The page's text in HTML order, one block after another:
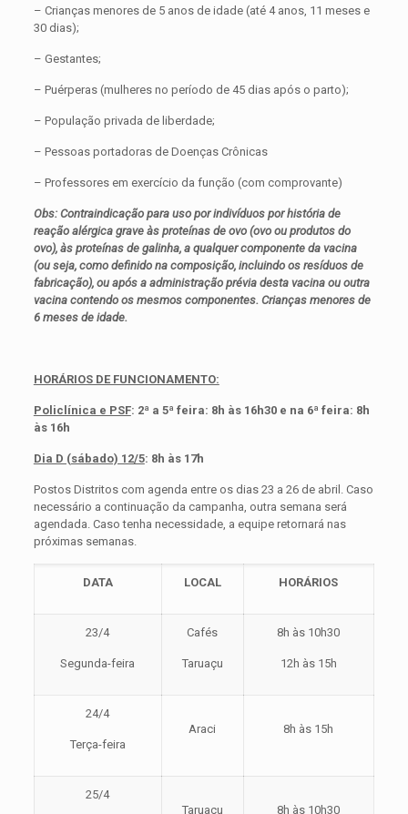
– Crianças menores de 5 anos de idade (até 4 anos, 11 meses e
30 dias);
– Gestantes;
– Puérperas (mulheres no período de 45 dias após o parto);
– População privada de liberdade;
– Pessoas portadoras de Doenças Crônicas
– Professores em exercício da função (com comprovante)
Obs: Contraindicação para uso por indivíduos por história de
reação alérgica grave às proteínas de ovo (ovo ou produtos do
ovo), às proteínas de galinha, a qualquer componente da vacina
(ou seja, como definido na composição, incluindo os resíduos de
fabricação), ou após a administração prévia desta vacina ou outra
vacina contendo os mesmos componentes. Crianças menores de
6 meses de idade.
HORÁRIOS DE FUNCIONAMENTO:
Policlínica e PSF: 2ª a 5ª feira: 8h às 16h30 e na 6ª feira: 8h
às 16h
Dia D (sábado) 12/5: 8h às 17h
Postos Distritos com agenda entre os dias 23 a 26 de abril. Caso
necessário a continuação da campanha, outra semana será
agendada. Caso tenha necessidade, a equipe retornará nas
próximas semanas.
DATA LOCAL HORÁRIOS
23/4
Segunda-feira
Cafés
Taruaçu
8h às 10h30
12h às 15h
24/4
Terça-feira
Araci 8h às 15h
25/4
Taruaçu
8h às 10h30